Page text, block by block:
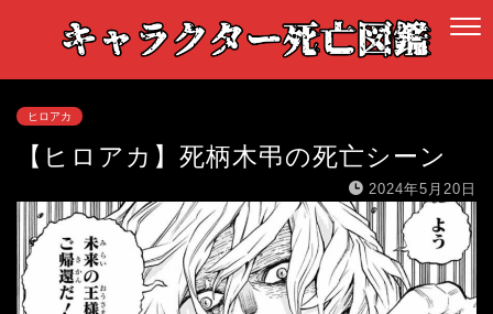
ヒロアカ
【ヒロアカ】死柄木弔の死亡シーン
2024年5月20日